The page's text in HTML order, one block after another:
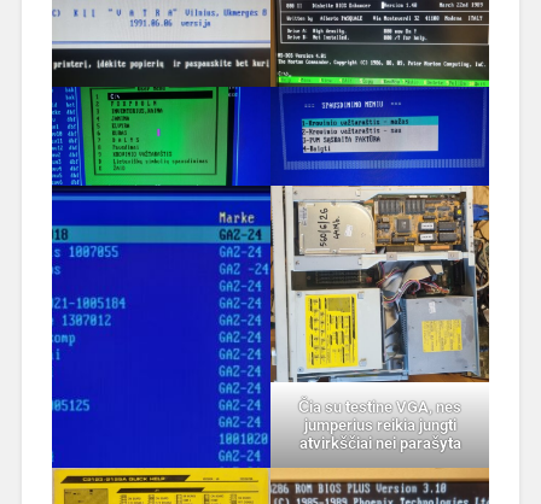
Čia su testine VGA, nes
jumperius reikia jungti
atvirkščiai nei parašyta